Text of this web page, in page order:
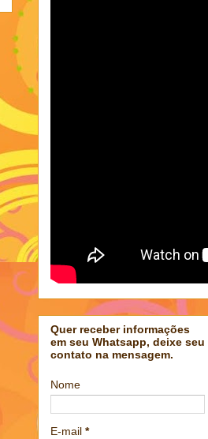
Quer receber informações
em seu Whatsapp, deixe seu
contato na mensagem.
Nome
E-mail *